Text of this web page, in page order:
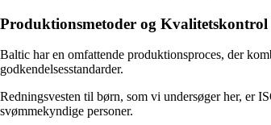
Produktionsmetoder og Kvalitetskontrol
Baltic har en omfattende produktionsproces, der
godkendelsesstandarder.
Redningsvesten til børn, som vi undersøger her, er
svømmekyndige personer.